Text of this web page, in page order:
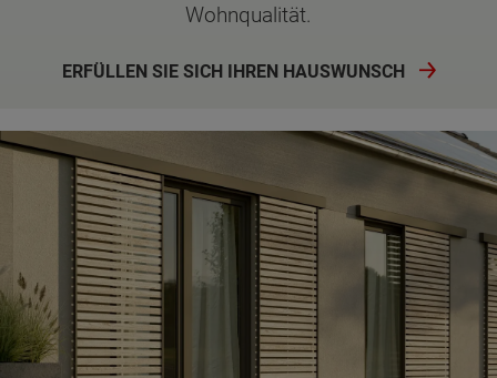
Wohnqualität.
ERFÜLLEN SIE SICH IHREN HAUSWUNSCH